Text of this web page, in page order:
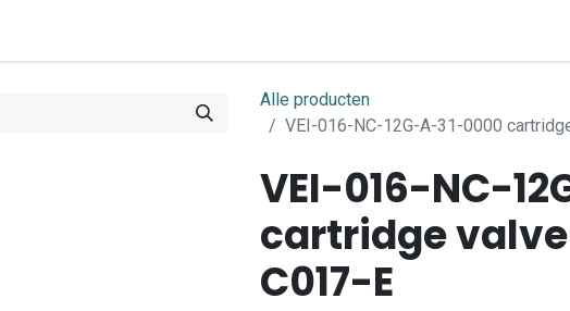
Alle producten
VEI-016-NC-12G-A-31-0000
VEI-016-NC-
cartridge
C017-E